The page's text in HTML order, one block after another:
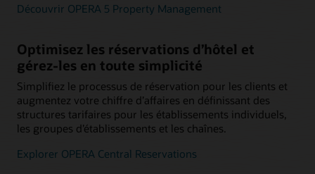
Découvrir OPERA 5 Property Management
Optimisez les réservations d’hôtel et
gérez-les en toute simplicité
Simplifiez le processus de réservation pour les clients et
augmentez votre chiffre d’affaires en définissant des
structures tarifaires pour les établissements individuels,
les groupes d’établissements et les chaînes.
Explorer OPERA Central Reservations